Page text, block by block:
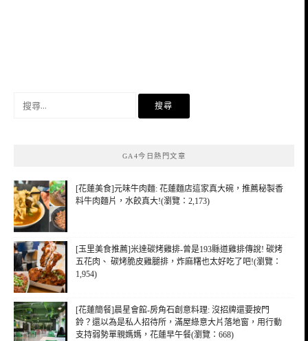
GA4今日熱門文章
[花蓮美食]元味牛肉麵: 花蓮麵店這家真大碗，推薦秘製香
料牛肉麵片，水餃真大!(瀏覽：2,173)
[玉里美食推薦]米達碳烤雞排-曾是193縣道雞排傳說! 碳烤
五花肉、 碳烤脆皮雞腿排，炸麻糬也太好吃了吧!(瀏覽：
1,954)
[花蓮簡餐]晨星會館-房角石創意料理: 沒招牌還要按門
鈴？還以為是私人招待所，滿屋綠意大片落地窗，用行動
支持弱勢單親媽媽，花蓮早午餐(瀏覽：668)